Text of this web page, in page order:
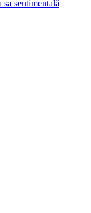
sentimentală